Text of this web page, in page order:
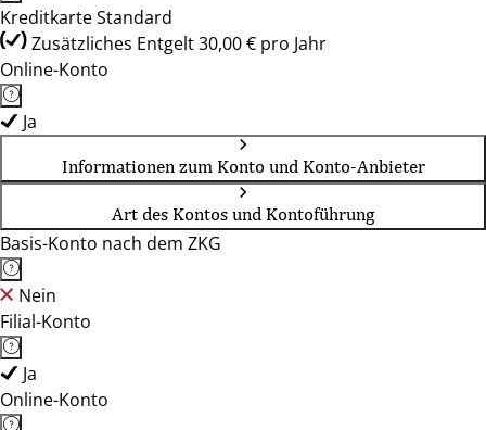
Kreditkarte Standard
Zusätzliches Entgelt 30,00 € pro Jahr
Online-Konto
Ja
Informationen zum Konto und Konto-Anbieter
Art des Kontos und Kontoführung
Basis-Konto nach dem ZKG
Nein
Filial-Konto
Ja
Online-Konto